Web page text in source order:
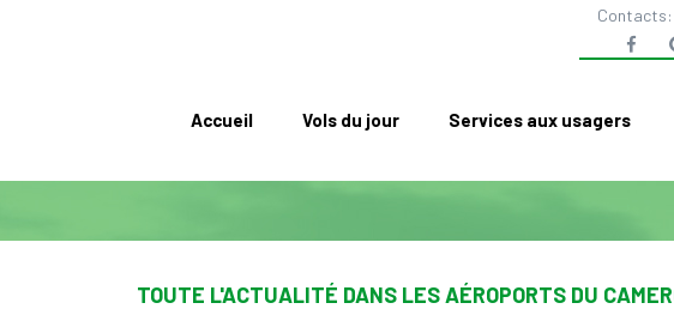
Contacts:
Accueil Vols du jour Services aux usagers
TOUTE L'ACTUALITÉ DANS LES AÉROPORTS DU